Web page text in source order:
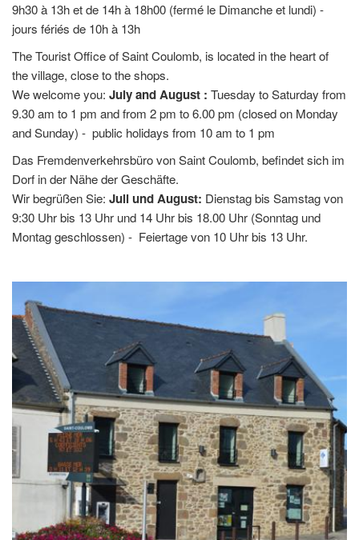
9h30 à 13h et de 14h à 18h00 (fermé le Dimanche et lundi) -
jours fériés de 10h à 13h
The Tourist Office of Saint Coulomb, is located in the heart of
the village, close to the shops.
We welcome you: July and August : Tuesday to Saturday from
9.30 am to 1 pm and from 2 pm to 6.00 pm (closed on Monday
and Sunday) - public holidays from 10 am to 1 pm
Das Fremdenverkehrsbüro von Saint Coulomb, befindet sich im
Dorf in der Nähe der Geschäfte.
Wir begrüßen Sie: Juli und August: Dienstag bis Samstag von
9:30 Uhr bis 13 Uhr und 14 Uhr bis 18.00 Uhr (Sonntag und
Montag geschlossen) - Feiertage von 10 Uhr bis 13 Uhr.